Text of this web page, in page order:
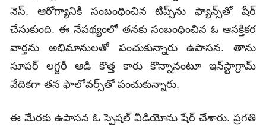
నెస్‌, ఆరోగ్యానికి సంబంధించిన టిప్స్‌ను ఫ్యాన్స్‌తో షేర్‌
చేసుకుంది. ఈ నేపథ్యంలో తనకు సంబంధించిన ఓ ఆసక్తికర
వార్తను అభిమానులతో పంచుకున్నారు ఉపాసన. తాను
సూపర్‌ లగ్జరీ ఆడి కొత్త కారు కొన్నానంటూ ఇన్‌స్టాగ్రామ్‌
వేదికగా తన ఫాలోవర్స్‌తో పంచుకున్నారు.
ఈ మేరకు ఉపాసన ఓ స్పెషల్‌ వీడియోను షేర్‌ చేశారు. ప్రగతి